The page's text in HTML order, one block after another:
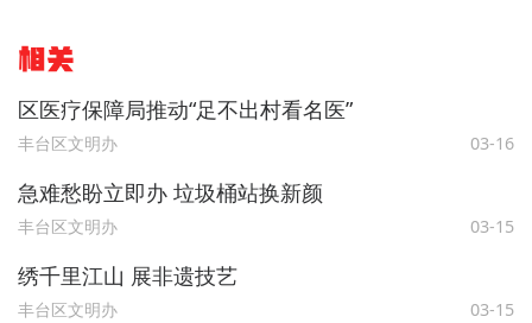
相关
区医疗保障局推动“足不出村看名医”
丰台区文明办 03-16
急难愁盼立即办 垃圾桶站换新颜
丰台区文明办 03-15
绣千里江山 展非遗技艺
丰台区文明办 03-15